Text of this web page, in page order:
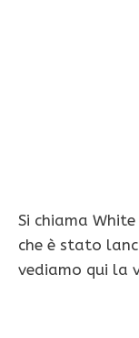
Si chiama
che è stato
vediamo qui la